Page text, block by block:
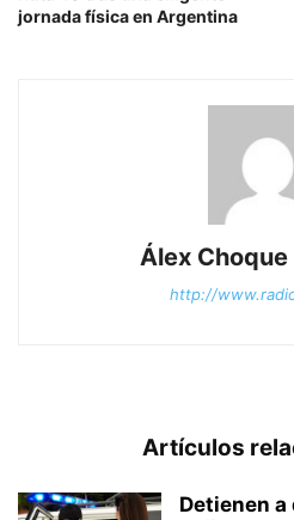
jornada física en Argentina
Álex
http://
Artículos
Detienen